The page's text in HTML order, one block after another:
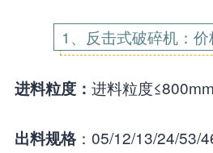
1、反击式破碎机：
进料粒度： 进料粒度≤800mm
出料规格：05/12/13/24/53/